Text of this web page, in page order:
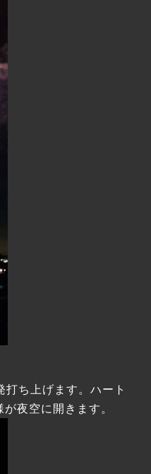
打ち上げます。ハート
夜空に開きます。